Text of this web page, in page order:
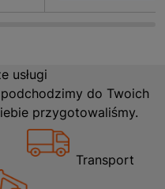
usługi
do Twoich
przygotowaliśmy.
Transport